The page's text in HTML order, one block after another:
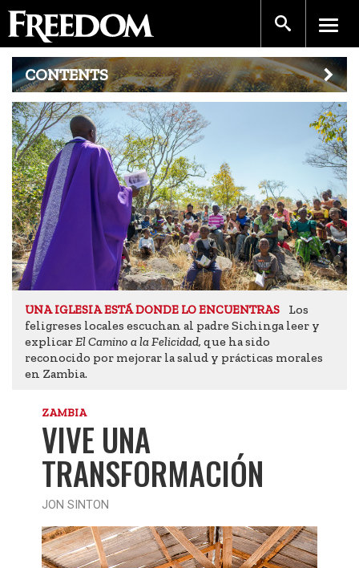
CONTENTS
UNA IGLESIA ESTÁ DONDE LO ENCUENTRAS
Los
feligreses locales escuchan al padre Sichinga leer y
explicarEl Camino a la Felicidad, que ha sido
reconocido por mejorar la salud y prácticas morales
en Zambia.
ZAMBIA
VIVE UNA
TRANSFORMACIÓN
JON SINTON